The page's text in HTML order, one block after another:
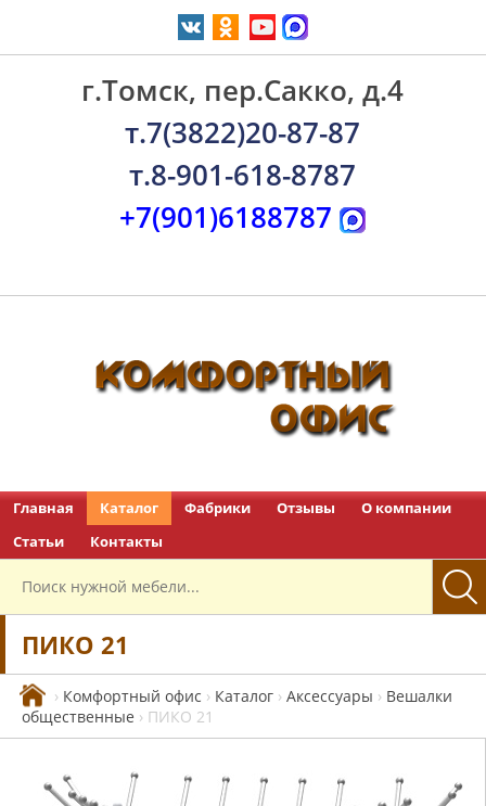
г.Томск, пер.Сакко, д.4
т.7(3822)20-87-87
т.8-901-618-8787
+7(901)6188787
Главная Каталог Фабрики Отзывы
О компании
Статьи
Контакты
ПИКО 21
› Комфортный офис › Каталог › Аксессуары › Вешалки
общественные › ПИКО 21